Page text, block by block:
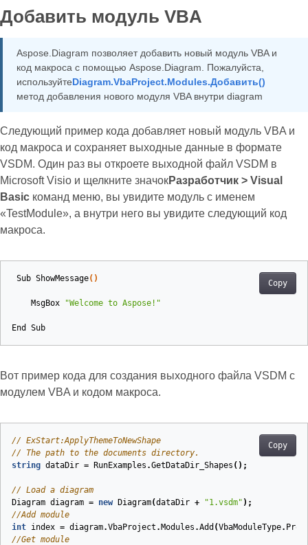
Добавить модуль VBA
Aspose.Diagram позволяет добавить новый модуль VBA и
код макроса с помощью Aspose.Diagram. Пожалуйста,
используйтеDiagram.VbaProject.Modules.Добавить()
метод добавления нового модуля VBA внутри diagram
Следующий пример кода добавляет новый модуль VBA и
код макроса и сохраняет выходные данные в формате
VSDM. Один раз вы откроете выходной файл VSDM в
Microsoft Visio и щелкните значокРазработчик > Visual
Basic команд меню, вы увидите модуль с именем
«TestModule», а внутри него вы увидите следующий код
макроса.
Copy
Sub ShowMessage()
MsgBox "Welcome to Aspose!"
End Sub
Вот пример кода для создания выходного файла VSDM с
модулем VBA и кодом макроса.
Copy
// ExStart:ApplyThemeToNewShape
// The path to the documents directory.
string dataDir = RunExamples .GetDataDir_Shapes ();
// Load a diagram
Diagram diagram = new Diagram(dataDir + "1.vsdm" );
//Add module
int index = diagram.VbaProject . Modules .Add (VbaModuleType.
//Get module